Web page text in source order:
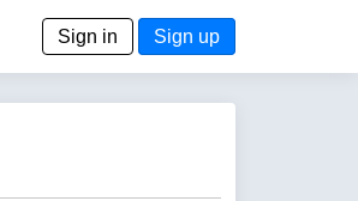
Sign in Sign up